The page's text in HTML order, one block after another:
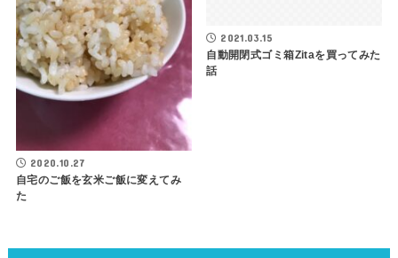
2020.10.27
自宅のご飯を玄米ご飯に変えてみ
た
2021.03.15
自動開閉式ゴミ箱Zitaを買ってみた
話